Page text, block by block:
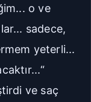
o ve
sadece,
yeterli...
ve saç